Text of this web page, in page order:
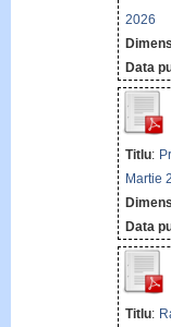
2026
Data
Titlu:
Martie
Data
Titlu: